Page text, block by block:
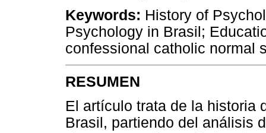
Keywords: History of
Psychology in Brasil;
confessional catholic normal
RESUMEN
El artículo trata de la historia
Brasil, partiendo del análisis